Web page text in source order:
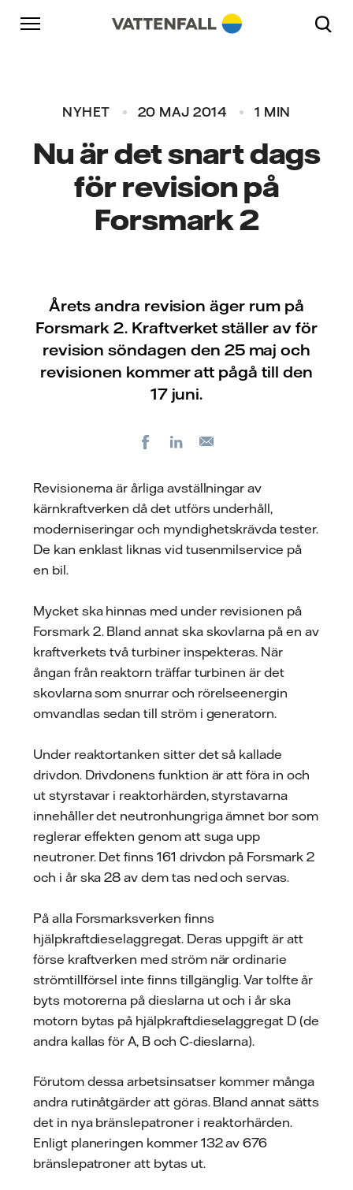
Skip to content
Gå till huvudnavigeringen
Gå till sidfoten
NYHET 20 MAJ 2014 1 MIN
Nu är det snart dags
för revision på
Forsmark 2
Årets andra revision äger rum på
Forsmark 2. Kraftverket ställer av för
revision söndagen den 25 maj och
revisionen kommer att pågå till den
17 juni.
FacebookLinkedIn
Revisionerna är årliga avställningar av
kärnkraftverken då det utförs underhåll,
moderniseringar och myndighetskrävda tester.
De kan enklast liknas vid tusenmilservice på
en bil.
Mycket ska hinnas med under revisionen på
Forsmark 2. Bland annat ska skovlarna på en av
kraftverkets två turbiner inspekteras. När
ångan från reaktorn träffar turbinen är det
skovlarna som snurrar och rörelseenergin
omvandlas sedan till ström i generatorn.
Under reaktortanken sitter det så kallade
drivdon. Drivdonens funktion är att föra in och
ut styrstavar i reaktorhärden, styrstavarna
innehåller det neutronhungriga ämnet bor som
reglerar effekten genom att suga upp
neutroner. Det finns 161 drivdon på Forsmark 2
och i år ska 28 av dem tas ned och servas.
På alla Forsmarksverken finns
hjälpkraftdieselaggregat. Deras uppgift är att
förse kraftverken med ström när ordinarie
strömtillförsel inte finns tillgänglig. Var tolfte år
byts motorerna på dieslarna ut och i år ska
motorn bytas på hjälpkraftdieselaggregat D (de
andra kallas för A, B och C-dieslarna).
Förutom dessa arbetsinsatser kommer många
andra rutinåtgärder att göras. Bland annat sätts
det in nya bränslepatroner i reaktorhärden.
Enligt planeringen kommer 132 av 676
bränslepatroner att bytas ut.
Gå till huvudnavigeringen